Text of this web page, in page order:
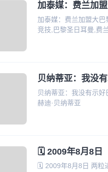
加泰媒：费兰加
加泰媒：费兰加盟大
竞技,巴黎圣日耳曼,费
贝纳蒂亚：我没
贝纳蒂亚：我没有示
赫迪·贝纳蒂亚
🗓️ 2009年8月8日
🗓️ 2009年8月8日 两粒